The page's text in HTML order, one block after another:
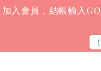
加入會員，結帳輸入